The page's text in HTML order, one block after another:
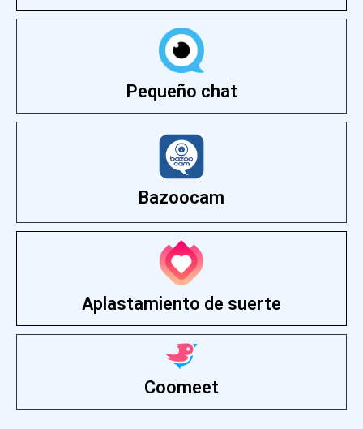
Pequeño chat
Bazoocam
Aplastamiento de suerte
Coomeet